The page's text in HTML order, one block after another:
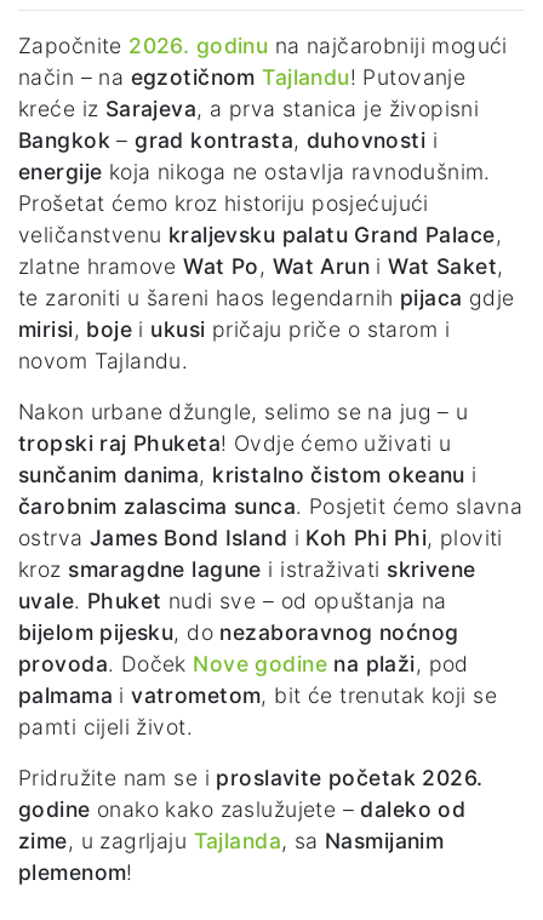
Započnite 2026. godinu na najčarobniji mogući
način – na egzotičnomTajlandu! Putovanje
kreće iz Sarajeva, a prva stanica je živopisni
Bangkok –grad kontrasta, duhovnosti i
energije koja nikoga ne ostavlja ravnodušnim.
Prošetat ćemo kroz historiju posjećujući
veličanstvenu kraljevsku palatu Grand Palace,
zlatne hramoveWat Po, Wat Arun iWat Saket,
te zaroniti u šareni haos legendarnih pijaca gdje
mirisi, boje i ukusi pričaju priče o starom i
novom Tajlandu.
Nakon urbane džungle, selimo se na jug – u
tropski raj Phuketa! Ovdje ćemo uživati u
sunčanim danima, kristalno čistom okeanu i
čarobnim zalascima sunca. Posjetit ćemo slavna
ostrva James Bond Island i Koh Phi Phi, ploviti
kroz smaragdne lagune i istraživati skrivene
uvale. Phuket nudi sve – od opuštanja na
bijelom pijesku, do nezaboravnog noćnog
provoda. Doček Nove godinena plaži, pod
palmama ivatrometom, bit će trenutak koji se
pamti cijeli život.
Pridružite nam se i proslavite početak 2026.
godine onako kako zaslužujete –daleko od
zime, u zagrljaju Tajlanda, sa Nasmijanim
plemenom!